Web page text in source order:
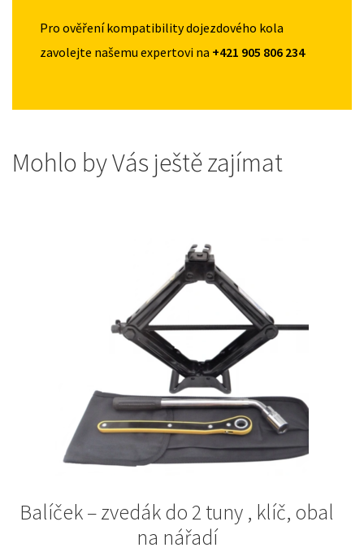
Pro ověření kompatibility dojezdového kola
zavolejte našemu expertovi na +421 905 806 234
Mohlo by Vás ještě zajímat
Balíček – zvedák do 2 tuny , klíč, obal
na nářadí